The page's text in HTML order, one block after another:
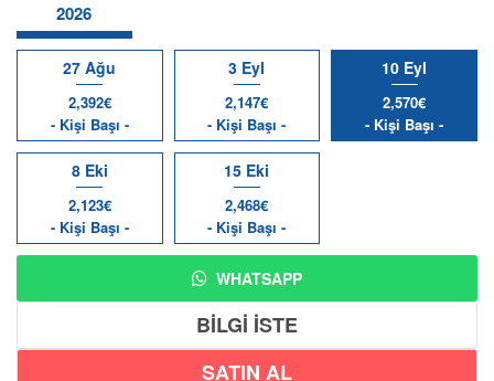
2026
27 Ağu
2,392€
- Kişi Başı -
3 Eyl
2,147€
- Kişi Başı -
10 Eyl
2,570€
- Kişi Başı -
8 Eki
2,123€
- Kişi Başı -
15 Eki
2,468€
- Kişi Başı -
WHATSAPP
BİLGİ İSTE